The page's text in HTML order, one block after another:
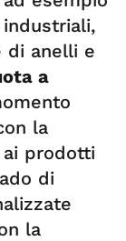
di anelli e
a
la
prodotti
di
la